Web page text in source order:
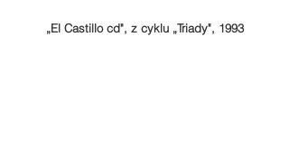
„El Castillo cd", z cyklu „Triady", 1993